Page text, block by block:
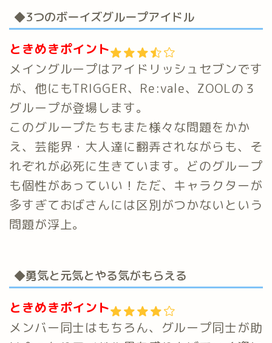
◆3つのボーイズグループアイドル
ときめきポイント
メイングループはアイドリッシュセブンです
が、他にもTRIGGER、Re:vale、ZOOLの３
グループが登場します。
このグループたちもまた様々な問題をかか
え、芸能界・大人達に翻弄されながらも、そ
れぞれが必死に生きています。どのグループ
も個性があっていい！ただ、キャラクターが
多すぎておばさんには区別がつかないという
問題が浮上。
◆勇気と元気とやる気がもらえる
ときめきポイント
メンバー同士はもちろん、グループ同士が助